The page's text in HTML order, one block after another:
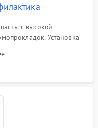
с высокой
Установка
Предварительная